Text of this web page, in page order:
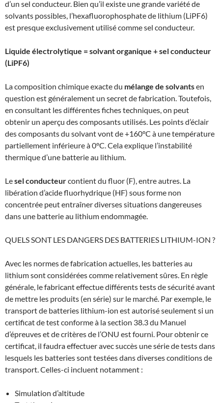
d’un sel conducteur. Bien qu’il existe une grande variété de
solvants possibles, l’hexafluorophosphate de lithium (LiPF6)
est presque exclusivement utilisé comme sel conducteur.
Liquide électrolytique = solvant organique + sel conducteur
(LiPF6)
La composition chimique exacte du mélange de solvantsen
question est généralement un secret de fabrication. Toutefois,
en consultant les différentes fiches techniques, on peut
obtenir un aperçu des composants utilisés. Les points d’éclair
des composants du solvant vont de +160°C à une température
partiellement inférieure à 0°C. Cela explique l’instabilité
thermique d’une batterie au lithium.
Lesel conducteurcontient du fluor (F), entre autres. La
libération d’acide fluorhydrique (HF) sous forme non
concentrée peut entraîner diverses situations dangereuses
dans une batterie au lithium endommagée.
QUELS SONT LES DANGERS DES BATTERIES LITHIUM-ION ?
Avec les normes de fabrication actuelles, les batteries au
lithium sont considérées comme relativement sûres. En règle
générale, le fabricant effectue différents tests de sécurité avant
de mettre les produits (en série) sur le marché. Par exemple, le
transport de batteries lithium-ion est autorisé seulement si un
certificat de test conforme à la section 38.3 du Manuel
d’épreuves et de critères de l’ONU est fourni. Pour obtenir ce
certificat, il faudra effectuer avec succès une série de tests dans
lesquels les batteries sont testées dans diverses conditions de
transport. Celles-ci incluent notamment :
Simulation d’altitude